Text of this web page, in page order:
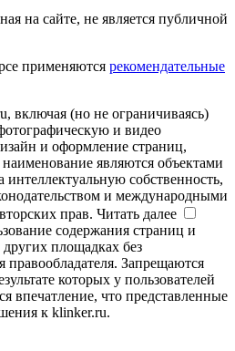
на сайте, не является публичной
применяются рекомендательные
включая (но не ограничиваясь)
и видео
и оформление страниц,
являются объектами
интеллектуальную собственность,
и международными
прав. Читать далее
содержания страниц и
других площадках без
правообладателя. Запрещаются
которых у пользователей
впечатление, что представленные
к klinker.ru.